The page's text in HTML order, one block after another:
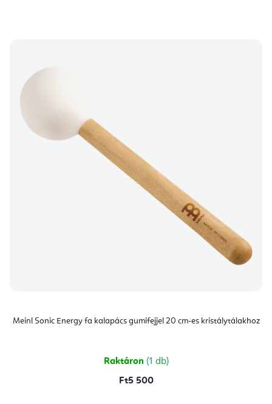
Meinl Sonic Energy fa kalapács gumifejjel 20 cm-es kristálytálakhoz
Raktáron (1 db)
Ft5 500